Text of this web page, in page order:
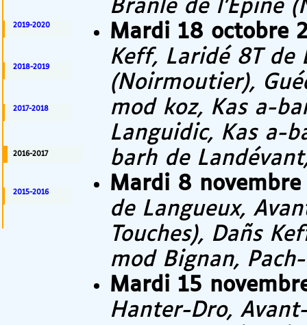
2019-2020
2018-2019
2017-2018
2016-2017
2015-2016
Branle de l’Épine
Mardi 18 octobre
Keff, Laridé 8T de
(Noirmoutier),
mod koz, Kas a-
Languidic, Kas a-
barh de
Mardi 8 novembre
de Langueux,
Touches), Dañs
mod Bignan,
Mardi 15
Hanter-Dro,